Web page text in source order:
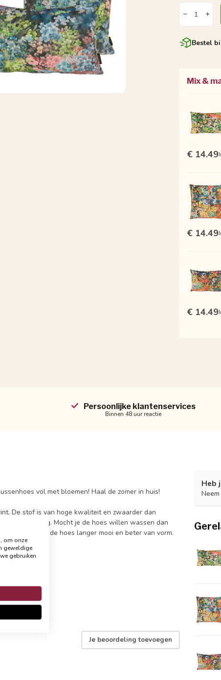
Bestel
Mix &
€ 14.49
€ 14.49
€ 14.49
Persoonlijke klantenservices
Binnen 48 uur reactie
vol met bloemen! Haal de zomer in huis!
De stof is van hoge kwaliteit en zwaarder dan
ritssluiting. Mocht je de hoes willen wassen dan
zo blijft de hoes langer mooi en beter van vorm.
Je beoordeling toevoegen
Heb
om onze
geweldige
gebruiken